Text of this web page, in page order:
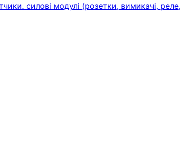
силові модулі (розетки, вимикачі, реле,